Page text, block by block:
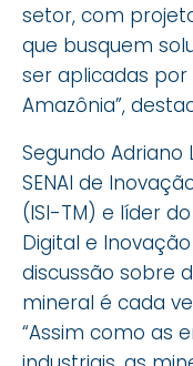
setor, com
que busquem
ser aplicadas
Amazônia”,
Segundo
SENAI de
(ISI-TM) e líder
Digital e
discussão sobre
mineral é cada
“Assim como as